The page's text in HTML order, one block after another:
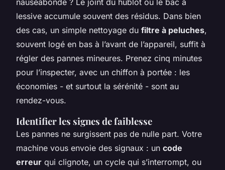
lessive accumule souvent des résidus. Dans bien
des cas, un simple nettoyage du filtre à peluches,
souvent logé en bas à l’avant de l’appareil, suffit à
régler des pannes mineures. Prenez cinq minutes
pour l’inspecter, avec un chiffon à portée : les
économies - et surtout la sérénité - sont au
rendez-vous.
Identifier les signes de faiblesse
Les pannes ne surgissent pas de nulle part. Votre
machine vous envoie des signaux : un code
erreur qui clignote, un cycle qui s’interrompt, ou